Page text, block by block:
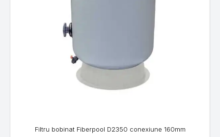
Filtru bobinat Fiberpool D2350 conexiune 160mm